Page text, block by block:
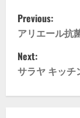
P
o
s
Previous:
アリエール抗
Next:
サラヤ キッチ